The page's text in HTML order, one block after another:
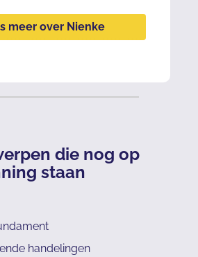
meer over Nienke
staan
handelingen